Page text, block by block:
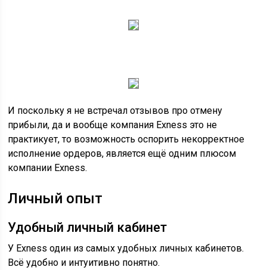
И поскольку я не встречал отзывов про отмену
прибыли, да и вообще компания Exness это не
практикует, то возможность оспорить некорректное
исполнение ордеров, является ещё одним плюсом
компании Exness.
Личный опыт
Удобный личный кабинет
У Exness один из самых удобных личных кабинетов.
Всё удобно и интуитивно понятно.